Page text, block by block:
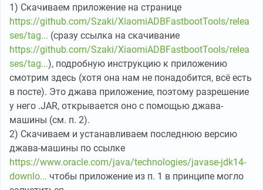
1) Скачиваем приложение на странице
https://github.com/Szaki/XiaomiADBFastbootTools/relea
ses/tag... (сразу ссылка на скачивание
https://github.com/Szaki/XiaomiADBFastbootTools/relea
ses/tag...), подробную инструкцию к приложению
смотрим здесь (хотя она нам не понадобится, всё есть
в посте). Это джава приложение, поэтому разрешение
у него .JAR, открывается оно с помощью джава-
машины (см. п. 2).
2) Скачиваем и устанавливаем последнюю версию
джава-машины по ссылке
https://www.oracle.com/java/technologies/javase-jdk14-
downlo... чтобы приложение из п. 1 в принципе могло